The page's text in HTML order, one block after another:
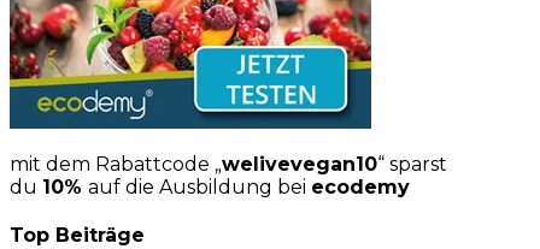
mit dem Rabattcode „welivevegan10“ sparst
du 10% auf die Ausbildung bei ecodemy
Top Beiträge